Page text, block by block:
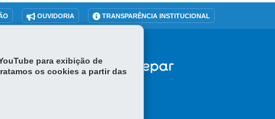
OUVIDORIA TRANSPARÊNCIA INSTITUCIONAL
para exibição de
os cookies a partir das